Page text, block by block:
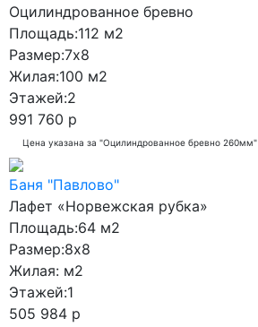
Оцилиндрованное бревно
Площадь:112 м2
Размер:7x8
Жилая:100 м2
Этажей:2
991 760 р
Цена указана за "Оцилиндрованное бревно 260мм"
Баня "Павлово"
Лафет «Норвежская рубка»
Площадь:64 м2
Размер:8x8
Жилая: м2
Этажей:1
505 984 р